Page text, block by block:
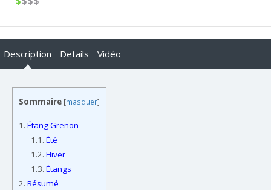
Description Details Vidéo
Sommaire [masquer]
1. Étang Grenon
1.1. Été
1.2. Hiver
1.3. Étangs
2. Résumé